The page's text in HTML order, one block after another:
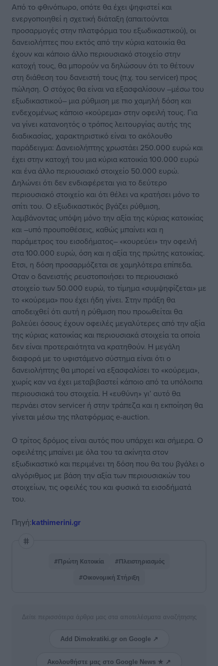
Από το φθινόπωρο, οπότε θα έχει ψηφιστεί και
ενεργοποιηθεί η σχετική διάταξη (απαιτούνται
προσαρμογές στην πλατφόρμα του εξωδικαστικού), οι
δανειολήπτες που εκτός από την κύρια κατοικία θα
έχουν και κάποιο άλλο περιουσιακό στοιχείο στην
κατοχή τους, θα μπορούν να δηλώσουν ότι το θέτουν
στη διάθεση του δανειστή τους (π.χ. του servicer) προς
πώληση. Ο στόχος θα είναι να εξασφαλίσουν –μέσω του
εξωδικαστικού– μια ρύθμιση με πιο χαμηλή δόση και
ενδεχομένως κάποιο «κούρεμα» στην οφειλή τους. Για
να γίνει κατανοητός ο τρόπος λειτουργίας αυτής της
διαδικασίας, χαρακτηριστικό είναι το ακόλουθο
παράδειγμα: Δανειολήπτης χρωστάει 250.000 ευρώ και
έχει στην κατοχή του μια κύρια κατοικία 100.000 ευρώ
και ένα άλλο περιουσιακό στοιχείο 50.000 ευρώ.
Δηλώνει ότι δεν ενδιαφέρεται για το δεύτερο
περιουσιακό στοιχείο και ότι θέλει να κρατήσει μόνο το
σπίτι του. Ο εξωδικαστικός βγάζει ρύθμιση,
λαμβάνοντας υπόψη μόνο την αξία της κύριας κατοικίας
και –υπό προυποθέσεις, καθώς μπαίνει και η
παράμετρος του εισοδήματος– «κουρεύει» την οφειλή
στα 100.000 ευρώ, όση και η αξία της πρώτης κατοικίας.
Ετσι, η δόση προσαρμόζεται σε χαμηλότερα επίπεδα.
Οταν ο δανειστής ρευστοποιήσει το περιουσιακό
στοιχείο των 50.000 ευρώ, το τίμημα «συμψηφίζεται» με
το «κούρεμα» που έχει ήδη γίνει. Στην πράξη θα
αποδειχθεί ότι αυτή η ρύθμιση που προωθείται θα
βολεύει όσους έχουν οφειλές μεγαλύτερες από την αξία
της κύριας κατοικίας και περιουσιακά στοιχεία τα οποία
δεν είναι προτεραιότητα να κρατηθούν. Η μεγάλη
διαφορά με το υφιστάμενο σύστημα είναι ότι ο
δανειολήπτης θα μπορεί να εξασφαλίσει το «κούρεμα»,
χωρίς καν να έχει μεταβιβαστεί κάποιο από τα υπόλοιπα
περιουσιακά του στοιχεία. Η «ευθύνη» γι’ αυτό θα
περνάει στον servicer ή στην τράπεζα και η εκποίηση θα
γίνεται μέσω της πλατφόρμας e-auction.
O τρίτος δρόμος είναι αυτός που υπάρχει και σήμερα. Ο
οφειλέτης μπαίνει με όλα του τα ακίνητα στον
εξωδικαστικό και περιμένει τη δόση που θα του βγάλει ο
αλγόριθμος με βάση την αξία των περιουσιακών του
στοιχείων, τις οφειλές του και φυσικά τα εισοδήματά
του.
Πηγή:kathimerini.gr
#Πρώτη Κατοικία
#Πλειστηριασμός
#Οικονομική Στήριξη
Δείτε περισσότερα άρθρα μας στα αποτελέσματα αναζήτησης
Add Dimokratiki.gr on Google ↗
Ακολουθήστε μας στο Google News ★ ↗